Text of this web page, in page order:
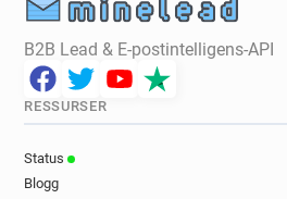
B2B Lead & E-postintelligens-API
RESSURSER
Status
Blogg